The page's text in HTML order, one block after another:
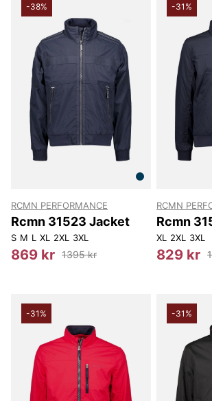
-38%
RCMN PERFORMANCE
Rcmn 31523 Jacket
S M L XL 2XL 3XL
869 kr 1395 kr
-31%
RCMN
Rcmn
XL 2XL 3XL
829 kr
-31% -31%